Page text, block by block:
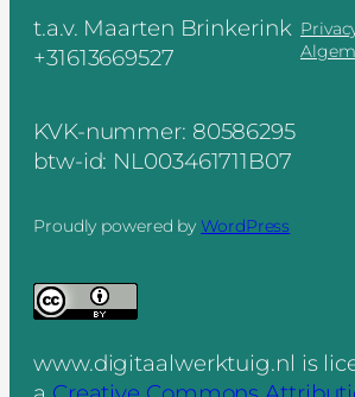
t.a.v. Maarten Brinkerink
+31613669527
KVK-nummer: 80586295
btw-id: NL003461711B07
Proudly powered byWordPress
www.digitaalwerktuig.nl is